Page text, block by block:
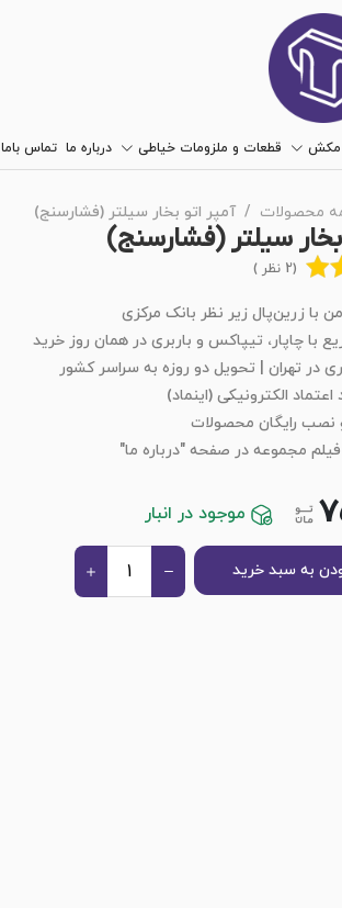
مکش قطعات و ملزومات خیاطی درباره ما تماس باما
محصولات آمپر اتو بخار سیلتر (فشارسنج)
بخار سیلتر (فشارسنج)
(2 نظر )
با زرین‌پال زیر نظر بانک مرکزی
با چاپار، تیپاکس و باربری در همان روز خرید
در تهران | تحویل دو روزه به سراسر کشور
اعتماد الکترونیکی (اینماد)
رایگان محصولات
مجموعه در صفحه "درباره ما"
موجود در انبار
به سبد خرید